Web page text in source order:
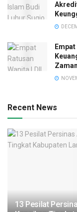
Zaman
Recent News
13 Pesilat